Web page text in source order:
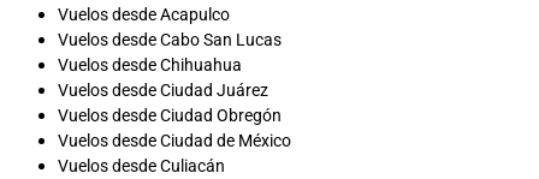
Vuelos desde Acapulco
Vuelos desde Cabo San Lucas
Vuelos desde Chihuahua
Vuelos desde Ciudad Juárez
Vuelos desde Ciudad Obregón
Vuelos desde Ciudad de México
Vuelos desde Culiacán